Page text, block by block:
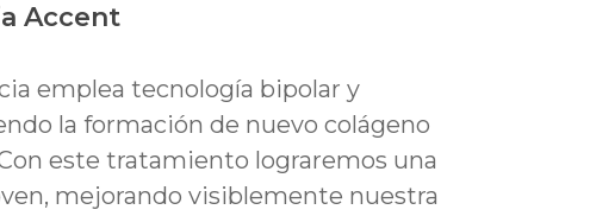
Accent
emplea tecnología bipolar y
la formación de nuevo colágeno
este tratamiento lograremos una
mejorando visiblemente nuestra